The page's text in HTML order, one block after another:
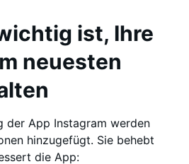
ist, Ihre
neuesten
der App Instagram werden
hinzugefügt. Sie behebt
die App: